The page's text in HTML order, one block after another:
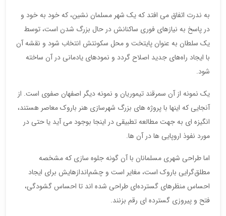
به ندرت اتفاق می افتد که یک شهر مسلمان نشین، که خود به خود و
در پاسخ به نیازهای فوری ساکنانش در حال بزرگ شدن است، توسط
یک سلطان به عنوان پایتخت و محل سکونتش انتخاب شود و نقشه آن
با ایجاد راه‌های جدید اصلاح گردد و نمودهای یادمانی در آن ساخته
شود.
یک نمونه از آن سمرقند تیموریان و نمونه دیگر اصفهان صفوی است. از
آنجایی که اینها با پروژه های بزرگ شهرسازی هنر باروک معاصر هستند،
انگیزه ای به جهت مطالعه تطبیقی در اینجا بوجود می آید یا حتی در
مورد نفوذ اروپایی ها در آن ها.
اما طراحی شهری مسلمانان با آن گونه جلوه ‌سازی که مشخصه
مطلق‌گرایی باروک است، مغایر است و چشم‌اندازهایش برای ایجاد
احساس منظرهای گسترده‌ای طراحی شده اند تا احساس گشودگی،
فتح و پیروزی گسترده ای رقم بزنند.